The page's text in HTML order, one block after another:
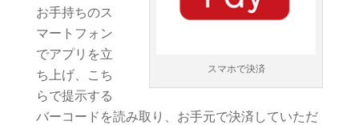
スマホで決済
お手持ちのス
マートフォン
でアプリを立
ち上げ、こち
らで提示する
バーコードを読み取り、お手元で決済していただ